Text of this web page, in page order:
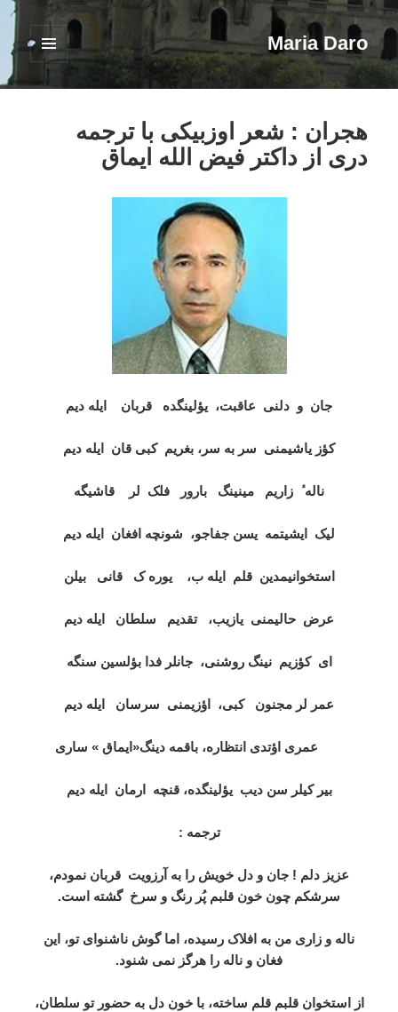
Maria Daro
فهرست
ابزارک‌ها
هجران : شعر اوزبیکی با ترجمه
دری از داکتر فیض الله ایماق
جان و دلنی عاقبت، یؤلینگده قربان ایله دیم
کؤز یاشیمنی سر به سر، بغریم کبی قان ایله دیم
ناله ٔ زاریم مینینگ بارور فلک لر قاشیگه
لیک ایشیتمه یسن جفاجو، شونچه افغان ایله دیم
استخوانیمدین قلم ایله ب، یوره ک قانی بیلن
عرض حالیمنی یازیب، تقدیم سلطان ایله دیم
ای کؤزیم نینگ روشنی، جانلر فدا بؤلسین سنگه
عمر لر مجنون کبی، اؤزیمنی سرسان ایله دیم
عمری اؤتدی انتظاره، باقمه دینگ«ایماق » ساری
بیر کيلر سن دیب یؤلینگده، قنچه ارمان ایله دیم
ترجمه :
عزیز دلم ! جان و دل خویش را به آرزویت قربان نمودم،
سرشکم چون خون قلبم پُر رنگ و سرخ گشته است.
ناله و زاری من به افلاک رسیده، اما گوش ناشنوای تو، این
فغان و ناله را هرگز نمی شنود.
از استخوان قلبم قلم ساخته، با خون دل به حضور تو سلطان،